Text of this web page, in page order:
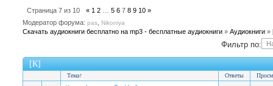
Страница 7 из 10 « 1 2 5 6 7 8 9 10 »
Модератор форума: pas Nikoniya
Скачать аудиокниги бесплатно на mp3 - бесплатные аудиокниги » Аудиокниги »
Фильтр по:
[К]
Тема↑ Ответы